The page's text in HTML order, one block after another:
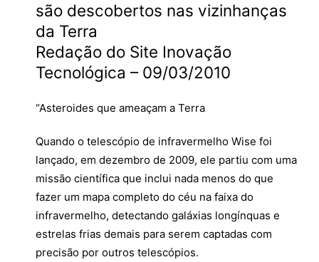
são descobertos nas vizinhanças
da Terra
Redação do Site Inovação
Tecnológica – 09/03/2010
“Asteroides que ameaçam a Terra
Quando o telescópio de infravermelho Wise foi
lançado, em dezembro de 2009, ele partiu com uma
missão científica que inclui nada menos do que
fazer um mapa completo do céu na faixa do
infravermelho, detectando galáxias longínquas e
estrelas frias demais para serem captadas com
precisão por outros telescópios.